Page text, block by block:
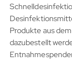
Produkte aus
dazubestellt